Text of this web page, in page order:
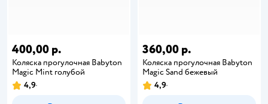
400,00 р.
Коляска прогулочная Babyton
Magic Mint голубой
4,9
360,00 р.
Коляска прогулочная Babyton
Magic Sand бежевый
4,9